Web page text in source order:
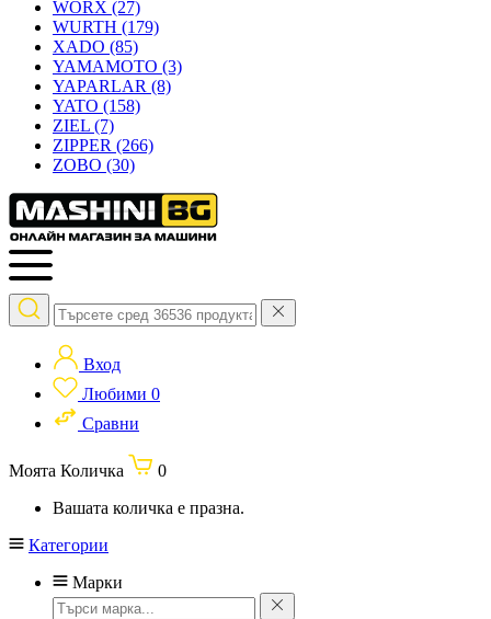
WORX (27)
WURTH (179)
XADO (85)
YAMAMOTO (3)
YAPARLAR (8)
YATO (158)
ZIEL (7)
ZIPPER (266)
ZOBO (30)
Вход
Любими 0
Сравни
Моята Количка
0
Вашата количка е празна.
Категории
Марки